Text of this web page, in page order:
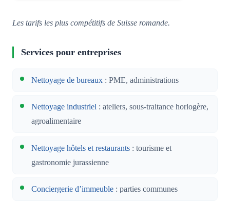
Les tarifs les plus compétitifs de Suisse romande.
Services pour entreprises
Nettoyage de bureaux : PME, administrations
Nettoyage industriel : ateliers, sous-traitance horlogère,
agroalimentaire
Nettoyage hôtels et restaurants : tourisme et
gastronomie jurassienne
Conciergerie d’immeuble : parties communes